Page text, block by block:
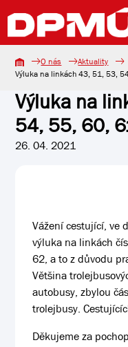
O nás
Aktuality
Výluka na linkách 43, 51, 53,
Výluka na
54, 55, 60,
26. 04. 2021
Vážení cestující, ve
výluka na linkách
62, a to z důvodu
Většina
autobusy, zbylou
trolejbusy.
Děkujeme za